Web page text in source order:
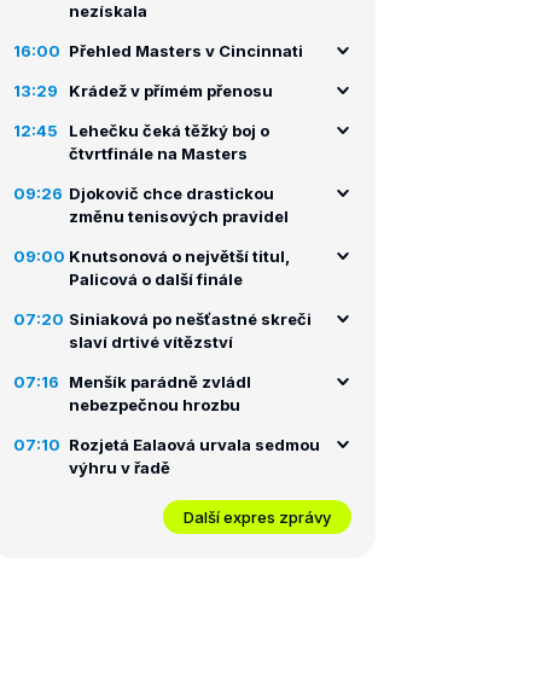
nezískala
16:00 Přehled Masters v Cincinnati
13:29 Krádež v přímém přenosu
12:45
Lehečku čeká těžký boj o
čtvrtfinále na Masters
09:26 Djokovič chce drastickou
změnu tenisových pravidel
09:00 Knutsonová o největší titul,
Palicová o další finále
07:20 Siniaková po nešťastné skreči
slaví drtivé vítězství
07:16
Menšík parádně zvládl
nebezpečnou hrozbu
07:10 Rozjetá Ealaová urvala sedmou
výhru v řadě
Další expres zprávy